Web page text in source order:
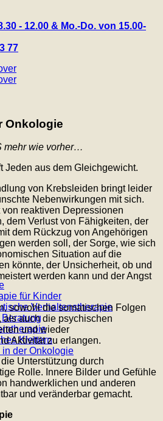
- 12.00 & Mo.-Do. von 15.00-
77
für Kinder
Verhaltenstherapie
Klettern
in der Onkologie
Onkologie
mehr wie vorher…
Jeden aus dem Gleichgewicht.
von Krebsleiden bringt leider
Nebenwirkungen mit sich.
reaktiven Depressionen
dem Verlust von Fähigkeiten, der
dem Rückzug von Angehörigen
werden soll, der Sorge, wie sich
Situation auf die
könnte, der Unsicherheit, ob und
werden kann und der Angst
sowohl die somatischen Folgen
als auch die psychischen
und wieder
Aktivität zu erlangen.
Unterstützung durch
Rolle. Innere Bilder und Gefühle
handwerklichen und anderen
und veränderbar gemacht.